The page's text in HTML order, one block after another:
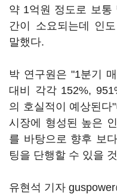
약 1억원 정도로 보통
간이 소요되는데 인
말했다.
박 연구원은 "1분기
대비 각각 152%,
의 호실적이 예상된다
시장에 형성된 높은
를 바탕으로 향후 보
팅을 단행할 수 있을
유현석 기자